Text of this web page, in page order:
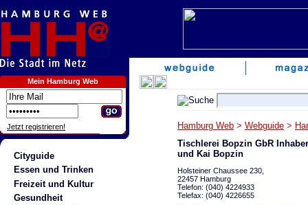
Mein Hamburg Web
Jetzt registrieren!
Cityguide
Essen und Trinken
Freizeit und Kultur
Gesundheit
Hamburg Web > Webguide >
Tischlerei Bopzin GbR
und Kai Bopzin
Holsteiner Chaussee 230,
22457 Hamburg
Telefon: (040) 4224933
Telefax: (040) 4226655